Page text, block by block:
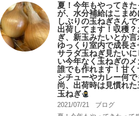
夏！今年もやってき
が、水分補給はこま
しぶりの玉ねぎさん
出荷してます！収穫
ぎ、新玉みたいとか
ゆっくり室内で成長さ
サラダ玉ねぎ見たい
い今年なく玉ねぎの
誰でも作れます！甘く
シチューやカレー何で
尚、出荷時は見慣れ
玉ねぎ
2021/07/21
ブログ